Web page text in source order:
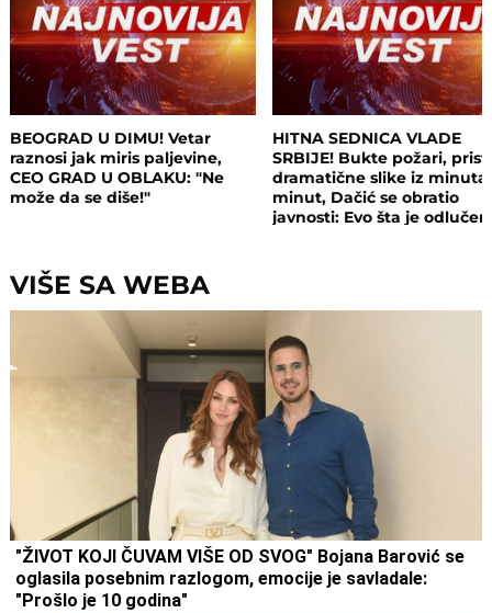
BEOGRAD U DIMU! Vetar
raznosi jak miris paljevine,
CEO GRAD U OBLAKU: "Ne
može da se diše!"
HITNA SEDNICA VLADE
SRBIJE! Bukte požari,
dramatične slike iz minuta
minut, Dačić se obratio
javnosti: Evo šta je
VIŠE SA WEBA
"ŽIVOT KOJI ČUVAM VIŠE OD SVOG" Bojana Barović se
oglasila posebnim razlogom, emocije je savladale:
"Prošlo je 10 godina"